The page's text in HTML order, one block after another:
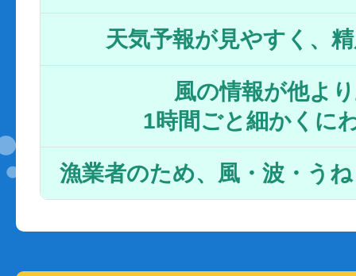
天気予報が見やすく、
風の情報が他よ
1時間ごと細かくに
漁業者のため、風・波・う